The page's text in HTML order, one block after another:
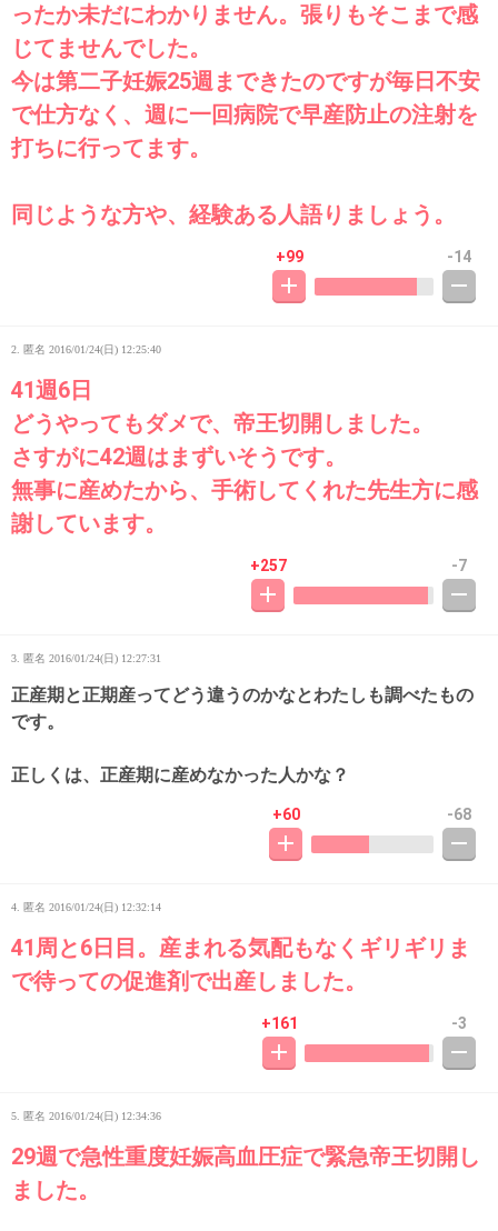
ったか未だにわかりません。張りもそこまで感
じてませんでした。
今は第二子妊娠25週まできたのですが毎日不安
で仕方なく、週に一回病院で早産防止の注射を
打ちに行ってます。
同じような方や、経験ある人語りましょう。
+99 -14
2. 匿名 2016/01/24(日) 12:25:40
41週6日
どうやってもダメで、帝王切開しました。
さすがに42週はまずいそうです。
無事に産めたから、手術してくれた先生方に感
謝しています。
+257 -7
3. 匿名 2016/01/24(日) 12:27:31
正産期と正期産ってどう違うのかなとわたしも調べたもの
です。
正しくは、正産期に産めなかった人かな？
+60 -68
4. 匿名 2016/01/24(日) 12:32:14
41周と6日目。産まれる気配もなくギリギリま
で待っての促進剤で出産しました。
+161 -3
5. 匿名 2016/01/24(日) 12:34:36
29週で急性重度妊娠高血圧症で緊急帝王切開し
ました。